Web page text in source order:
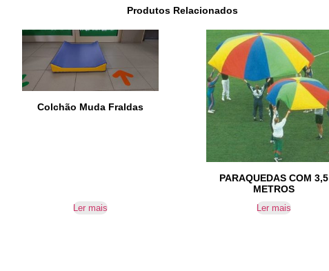
Produtos Relacionados
Colchão Muda Fraldas
Ler mais
PARAQUEDAS COM 3,5
METROS
Ler mais